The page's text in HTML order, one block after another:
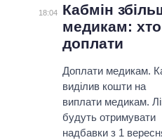
18:04
Кабмін
медикам:
доплати
Доплати медикам.
виділив кошти на
виплати медикам.
будуть отримувати
надбавки з 1